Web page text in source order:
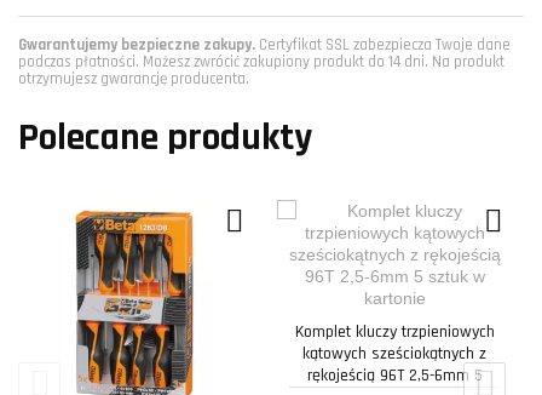
Gwarantujemy bezpieczne zakupy. Certyfikat SSL zabezpiecza Twoje dane
podczas płatności. Możesz zwrócić zakupiony produkt do 14 dni. Na produkt
otrzymujesz gwarancję producenta.
Polecane produkty
Komplet kluczy trzpieniowych
kątowych sześciokątnych z
rękojeścią 96T 2,5-6mm 5